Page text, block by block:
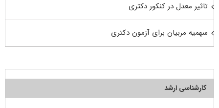
تاثیر معدل در کنکور دکتری
سهمیه مربیان برای آزمون دکتری
کارشناسی ارشد